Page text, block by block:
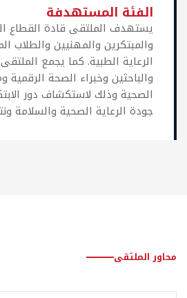
الفئة المستهدفة
يستهدف الملتقى قادة القطاع
والمبتكرين والمهنيين والطلاب
الرعاية الطبية. كما يجمع
والباحثين وخبراء الصحة الرقمية
الصحية وذلك لاستكشاف دور
جودة الرعاية الصحية والسلامة
محاور الملتقى